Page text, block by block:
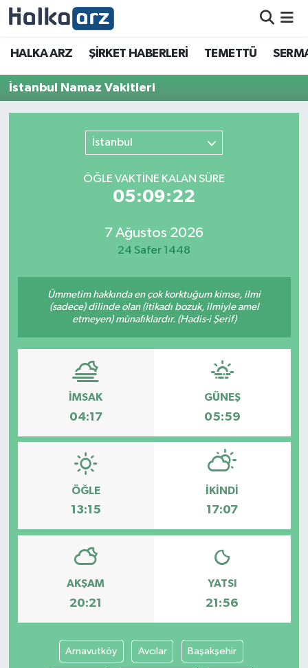
HALKA ARZ ŞİRKET HABERLERİ TEMETTÜ
İstanbul Namaz Vakitleri
İstanbul
ÖĞLE VAKTİNE KALAN SÜRE
05:09:22
7 Ağustos 2026
24 Safer 1448
Ümmetim hakkında en çok korktuğum kimse, ilmi
(sadece) dilinde olan (itikadı bozuk, ilmiyle amel
etmeyen) münafıklardır. (Hadis-i Şerif)
İMSAK
04:17
GÜNEŞ
05:59
ÖĞLE
13:15
İKINDI
17:07
AKŞAM
20:21
YATSI
21:56
Arnavutköy Avcılar Başakşehir
HALKA ARZ
SERMAYE ARTIRIMI
TEMETTÜ